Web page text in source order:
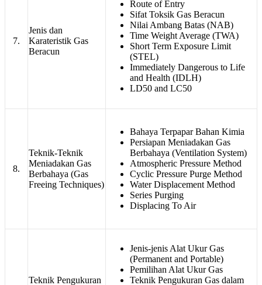
7.
Jenis dan
Karateristik Gas
Beracun
Route of Entry
Sifat Toksik Gas Beracun
Nilai Ambang Batas (NAB)
Time Weight Average (TWA)
Short Term Exposure Limit
(STEL)
Immediately Dangerous to Life
and Health (IDLH)
LD50 and LC50
8.
Teknik-Teknik
Meniadakan Gas
Berbahaya (Gas
Freeing Techniques)
Bahaya Terpapar Bahan Kimia
Persiapan Meniadakan Gas
Berbahaya (Ventilation System)
Atmospheric Pressure Method
Cyclic Pressure Purge Method
Water Displacement Method
Series Purging
Displacing To Air
Teknik Pengukuran
Jenis-jenis Alat Ukur Gas
(Permanent and Portable)
Pemilihan Alat Ukur Gas
Teknik Pengukuran Gas dalam